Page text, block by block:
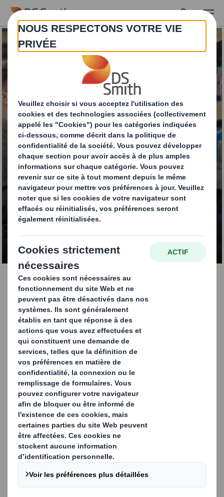
Skip to main content
Wraparounds
CONTACTEZ-NOUS
Des emballages
simples pour chaque
cycle
d'approvisionnement
Les emballages en carton ondulé découpé sont conçus
pour envelopper les produits sur des lignes de
remplissage ou d'emballage automatiques.
plus simples pour conditionner des produits,